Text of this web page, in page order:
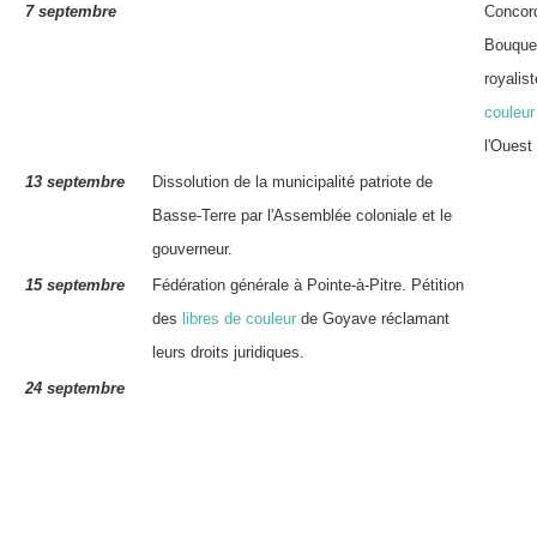
7 septembre
couleur
l'Ouest
13 septembre
Dissolution de la municipalité patriote de
Basse-Terre par l'Assemblée coloniale et le
gouverneur.
15 septembre
Fédération générale à Pointe-à-Pitre. Pétition
des libres de couleur de Goyave réclamant
leurs droits juridiques.
24 septembre